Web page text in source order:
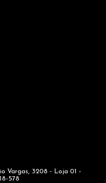
Vargas, 3208 - Loja 01 -
578